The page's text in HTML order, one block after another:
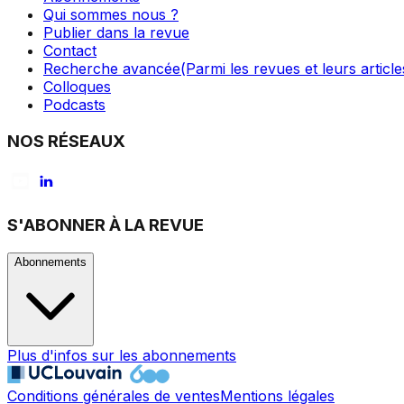
Qui sommes nous ?
Publier dans la revue
Contact
Recherche avancée(Parmi les revues et leurs
Colloques
Podcasts
NOS RÉSEAUX
S'ABONNER À LA REVUE
Abonnements
Plus d'infos sur les abonnements
Conditions générales de ventesMentions légales